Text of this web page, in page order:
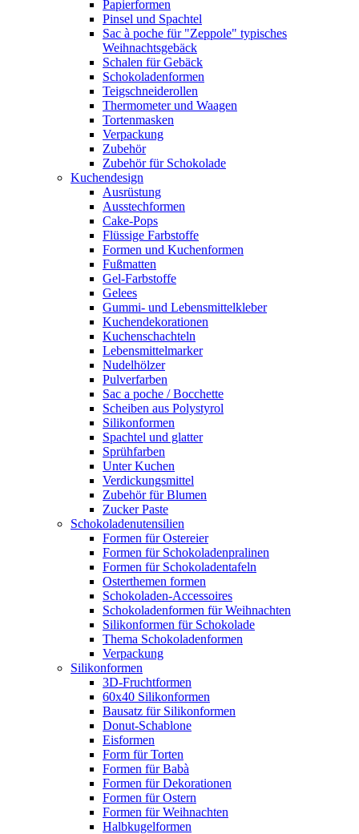
Papierformen
Pinsel und Spachtel
Sac à poche für "Zeppole" typisches
Weihnachtsgebäck
Schalen für Gebäck
Schokoladenformen
Teigschneiderollen
Thermometer und Waagen
Tortenmasken
Verpackung
Zubehör
Zubehör für Schokolade
Kuchendesign
Ausrüstung
Ausstechformen
Cake-Pops
Flüssige Farbstoffe
Formen und Kuchenformen
Fußmatten
Gel-Farbstoffe
Gelees
Gummi- und Lebensmittelkleber
Kuchendekorationen
Kuchenschachteln
Lebensmittelmarker
Nudelhölzer
Pulverfarben
Sac a poche / Bocchette
Scheiben aus Polystyrol
Silikonformen
Spachtel und glatter
Sprühfarben
Unter Kuchen
Verdickungsmittel
Zubehör für Blumen
Zucker Paste
Schokoladenutensilien
Formen für Ostereier
Formen für Schokoladenpralinen
Formen für Schokoladentafeln
Osterthemen formen
Schokoladen-Accessoires
Schokoladenformen für Weihnachten
Silikonformen für Schokolade
Thema Schokoladenformen
Verpackung
Silikonformen
3D-Fruchtformen
60x40 Silikonformen
Bausatz für Silikonformen
Donut-Schablone
Eisformen
Form für Torten
Formen für Babà
Formen für Dekorationen
Formen für Ostern
Formen für Weihnachten
Halbkugelformen